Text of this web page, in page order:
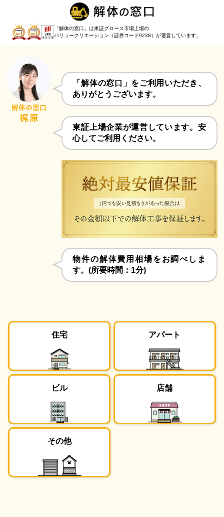
「解体の窓口」は東証グロース市場上場の
バリュークリエーション（証券コード9238）が運営しています。
「解体の窓口」をご利用いただき、
ありがとうございます。
東証上場企業が運営しています。安
心してご利用ください。
物件の解体費用相場をお調べしま
す。(所要時間：1分)
住宅 アパート
ビル 店舗
その他